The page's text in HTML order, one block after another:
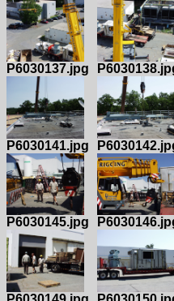
P6030137.jpg
P6030141.jpg
P6030145.jpg